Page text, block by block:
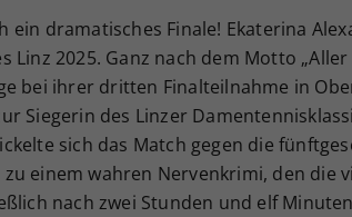
ein dramatisches Finale! Ekaterina
Linz 2025. Ganz nach dem Motto
bei ihrer dritten Finalteilnahme in
Siegerin des Linzer
sich das Match gegen die
zu einem wahren Nervenkrimi, den die
nach zwei Stunden und elf